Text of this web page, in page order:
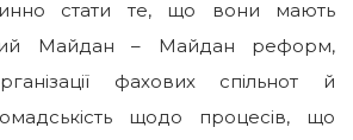
стати те, що вони мають
Майдан – Майдан реформ,
фахових спільнот й
щодо процесів, що